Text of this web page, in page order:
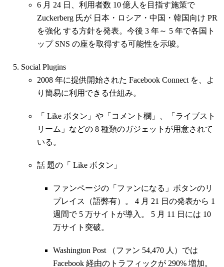
6 月 24 日、利用者数 10 億人を目指す施策で
Zuckerberg 氏が 日本・ロシア・中国・韓国向け PR
を強化 する方針を発表。今後 3 年～ 5 年で各国ト
ップ SNS の座を取得する可能性を示唆。
Social Plugins
2008 年に提供開始された Facebook Connect を、よ
り簡易に利用できる仕組み。
「 Like ボタン」や「コメント欄」、「ライブスト
リーム」などの 8 種類のガジェットが用意されて
いる。
話 題の「 Like ボタン」
ファンページの「ファンになる」ボタンのリ
プレイス（語弊有）。 4 月 21 日の発表から 1
週間で 5 万サイトが導入。 5 月 11 日には 10
万サイト突破。
Washington Post （ファン 54,470 人）では
Facebook 経由のトラフィックが 290% 増加。